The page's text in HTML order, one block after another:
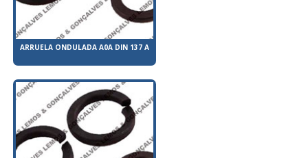
ARRUELA ONDULADA A0A DIN 137 A